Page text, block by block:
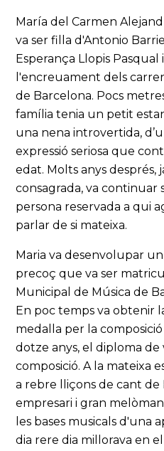
María del Carmen
va ser filla d'Antonio
Esperança Llopis Pasqual
l'encreuament dels
de Barcelona. Pocs
família tenia un petit
una nena introvertida,
expressió seriosa que
edat. Molts anys després,
consagrada, va continuar
persona reservada a qui
parlar de si mateixa.
Maria va desenvolupar
precoç que va ser
Municipal de Música de
En poc temps va obtenir
medalla per la
dotze anys, el diploma de
composició. A la mateixa
a rebre lliçons de cant de
empresari i gran
les bases musicals d'una
dia rere dia millorava en